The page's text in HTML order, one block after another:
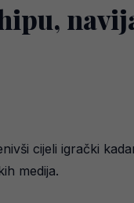
cijeli igrački
medija.